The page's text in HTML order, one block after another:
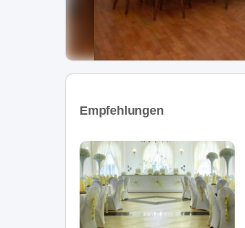
Empfehlungen